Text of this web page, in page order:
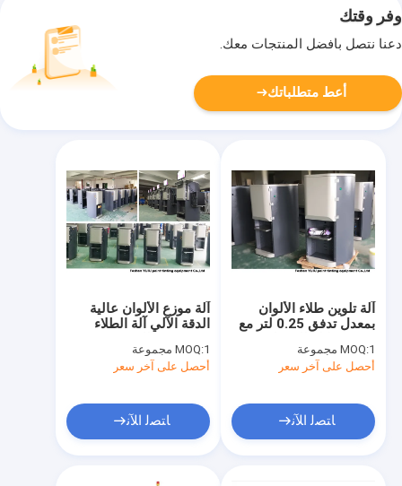
وفر وقتك
دعنا نتصل بأفضل المنتجات معك.
أعط متطلباتك
آلة موزع الألوان عالية
الدقة الآلي آلة الطلاء
MOQ:1 مجموعة
أحصل على آخر سعر
ﺎﺘﺼﻟ ﺍﻶﻧ
آلة تلوين طلاء الألوان
بمعدل تدفق 0.25 لتر مع
MOQ:1 مجموعة
أحصل على آخر سعر
ﺎﺘﺼﻟ ﺍﻶﻧ